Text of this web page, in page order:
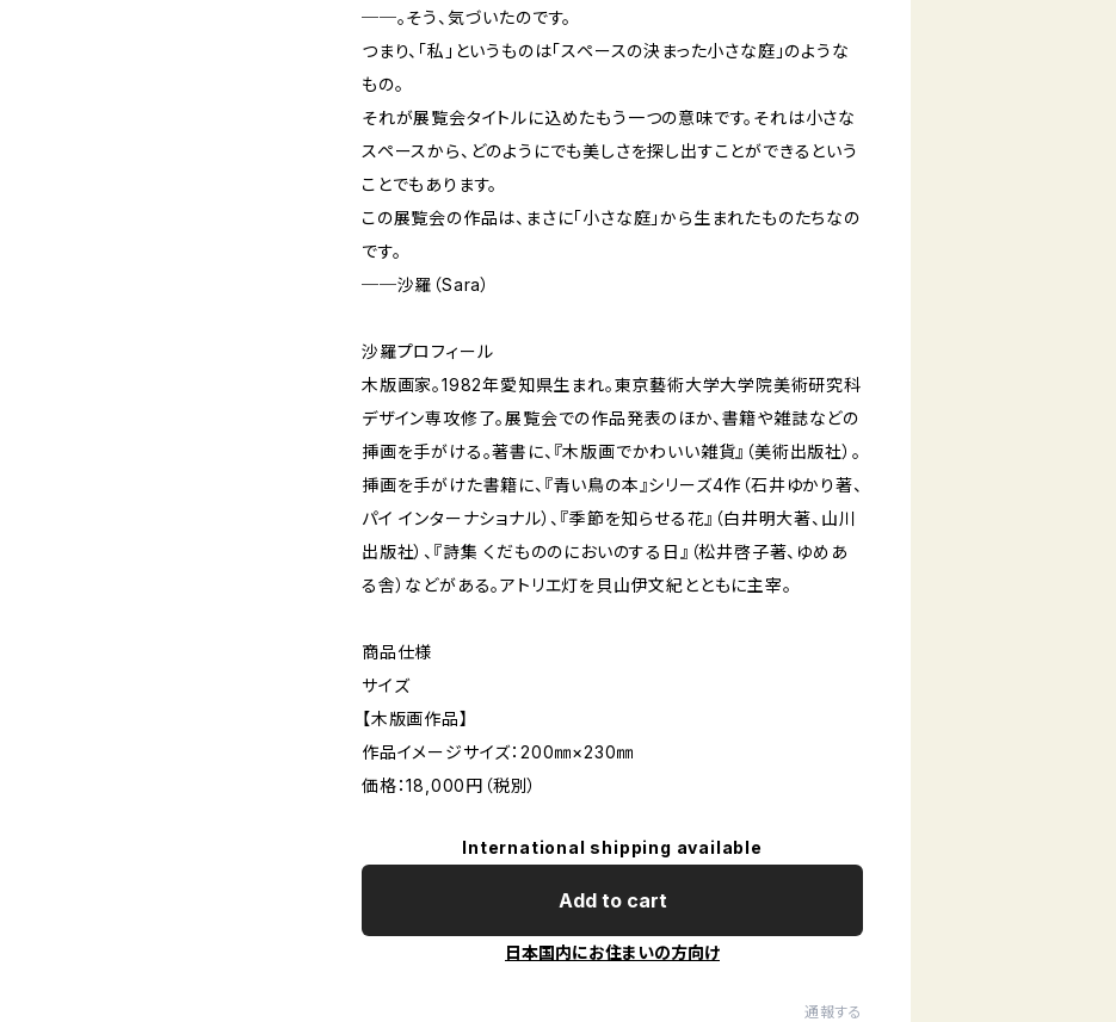
──。そう、気づいたのです。
つまり、「私」というものは「スペースの決まった小さな庭」のような
もの。
それが展覧会タイトルに込めたもう一つの意味です。それは小さな
スペースから、どのようにでも美しさを探し出すことができるという
ことでもあります。
この展覧会の作品は、まさに「小さな庭」から生まれたものたちなの
です。
──沙羅（Sara）
沙羅プロフィール
木版画家。1982年愛知県生まれ。東京藝術大学大学院美術研究科
デザイン専攻修了。展覧会での作品発表のほか、書籍や雑誌などの
挿画を手がける。著書に、『木版画でかわいい雑貨』（美術出版社）。
挿画を手がけた書籍に、『青い鳥の本』シリーズ4作（石井ゆかり著、
パイ インターナショナル）、『季節を知らせる花』（白井明大著、山川
出版社）、『詩集 くだもののにおいのする日』（松井啓子著、ゆめあ
る舎）などがある。アトリエ灯を貝山伊文紀とともに主宰。
商品仕様
サイズ
【木版画作品】
作品イメージサイズ：200㎜×230㎜
価格：18,000円（税別）
International shipping available
Add to cart
日本国内にお住まいの方向け
通報する